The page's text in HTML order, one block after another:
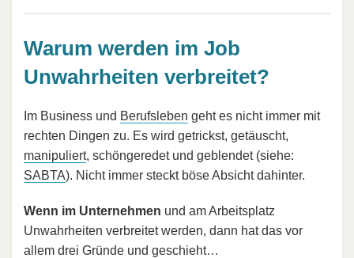
Warum werden im Job
Unwahrheiten verbreitet?
Im Business und Berufsleben geht es nicht immer mit
rechten Dingen zu. Es wird getrickst, getäuscht,
manipuliert, schöngeredet und geblendet (siehe:
SABTA). Nicht immer steckt böse Absicht dahinter.
Wenn im Unternehmen und am Arbeitsplatz
Unwahrheiten verbreitet werden, dann hat das vor
allem drei Gründe und geschieht…